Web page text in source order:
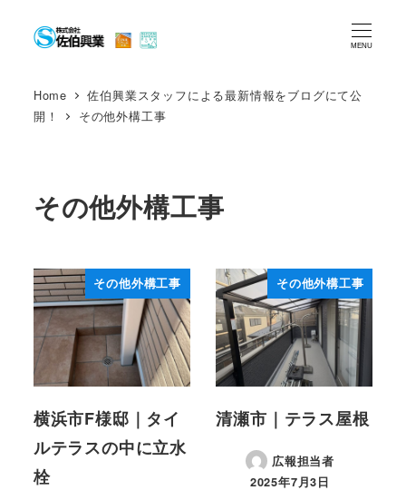
MENU
Home
佐伯興業スタッフによる最新情報をブログにて公
開！
その他外構工事
その他外構工事
その他外構工事
横浜市F様邸｜タイ
ルテラスの中に立水
栓
その他外構工事
清瀬市｜テラス屋根
広報担当者
投稿日
2025年7月3日